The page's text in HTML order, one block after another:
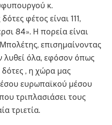
κ.
φέτος είναι 111,
84». Η πορεία είναι
επισημαίνοντας
λυθεί όλα, εφόσον όπως
, η χώρα μας
ευρωπαϊκού μέσου
τριπλασιάσει τους
τριετία.